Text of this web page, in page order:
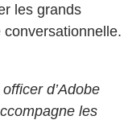
les grands
d’Adobe
les